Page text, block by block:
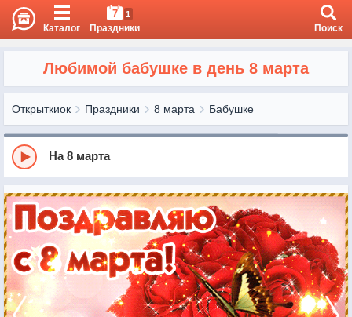
Каталог
7 1
Праздники Поиск
Любимой бабушке в день 8 марта
Открыткиок Праздники 8 марта Бабушке
На 8 марта